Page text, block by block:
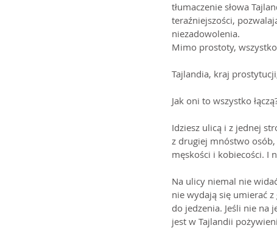
tłumaczenie słowa
teraźniejszości,
niezadowolenia.
Mimo prostoty,
Tajlandia, kraj
Jak oni to wszystko
Idziesz ulicą i z jednej
z drugiej mnóstwo
męskości i kobiecości. I
Na ulicy niemal nie
nie wydają się umierać z
do jedzenia. Jeśli nie na
jest w Tajlandii